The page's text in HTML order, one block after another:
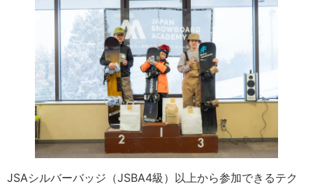
JSAシルバーバッジ（JSBA4級）以上から参加できるテク